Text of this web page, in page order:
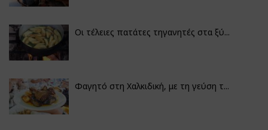
Οι τέλειες πατάτες τηγανητές στα ξύ...
Φαγητό στη Χαλκιδική, με τη γεύση τ...